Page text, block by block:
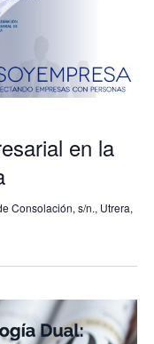
en la
Consolación, s/n., Utrera,